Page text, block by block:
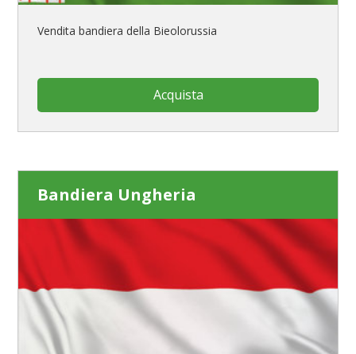
Vendita bandiera della Bieolorussia
Acquista
Bandiera Ungheria